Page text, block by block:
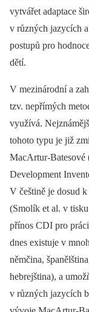
vytvářet adaptace
v různých jazycích
postupů pro
dětí.
V mezinárodní a
tzv. nepřímých
využívá.
tohoto typu je již
MacArtur-Batesové
Development
V češtině je dosud
(Smolík et al. v
přínos CDI pro
dnes existuje v
němčina,
hebrejština), a
v různých jazycích